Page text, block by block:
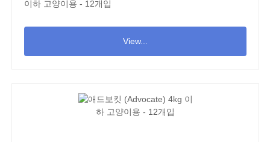
이하 고양이용 - 12개입
View...